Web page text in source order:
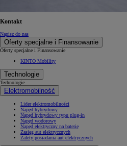
Kontakt
Napisz do nas
Oferty specjalne i Finansowanie
Oferty specjalne i Finansowanie
KINTO Mobility
Technologie
Technologie
Elektromobilność
Lider elektromobilności
Napęd hybrydowy
Napęd hybrydowy typu plug-in
Napęd wodorowy
Napęd elektryczny na baterię
Zasięg aut elektrycznych
Zalety posiadania aut elektrycznych